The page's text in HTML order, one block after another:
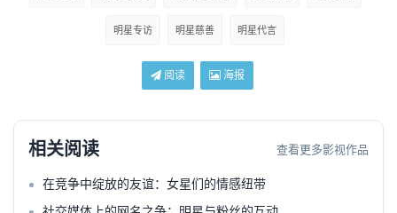
明星专访 明星慈善 明星代言
阅读 海报
相关阅读 查看更多影视作品
在竞争中绽放的友谊：女星们的情感纽带